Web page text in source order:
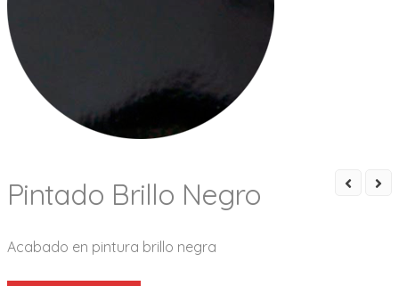
Pintado Brillo Negro
Acabado en pintura brillo negra